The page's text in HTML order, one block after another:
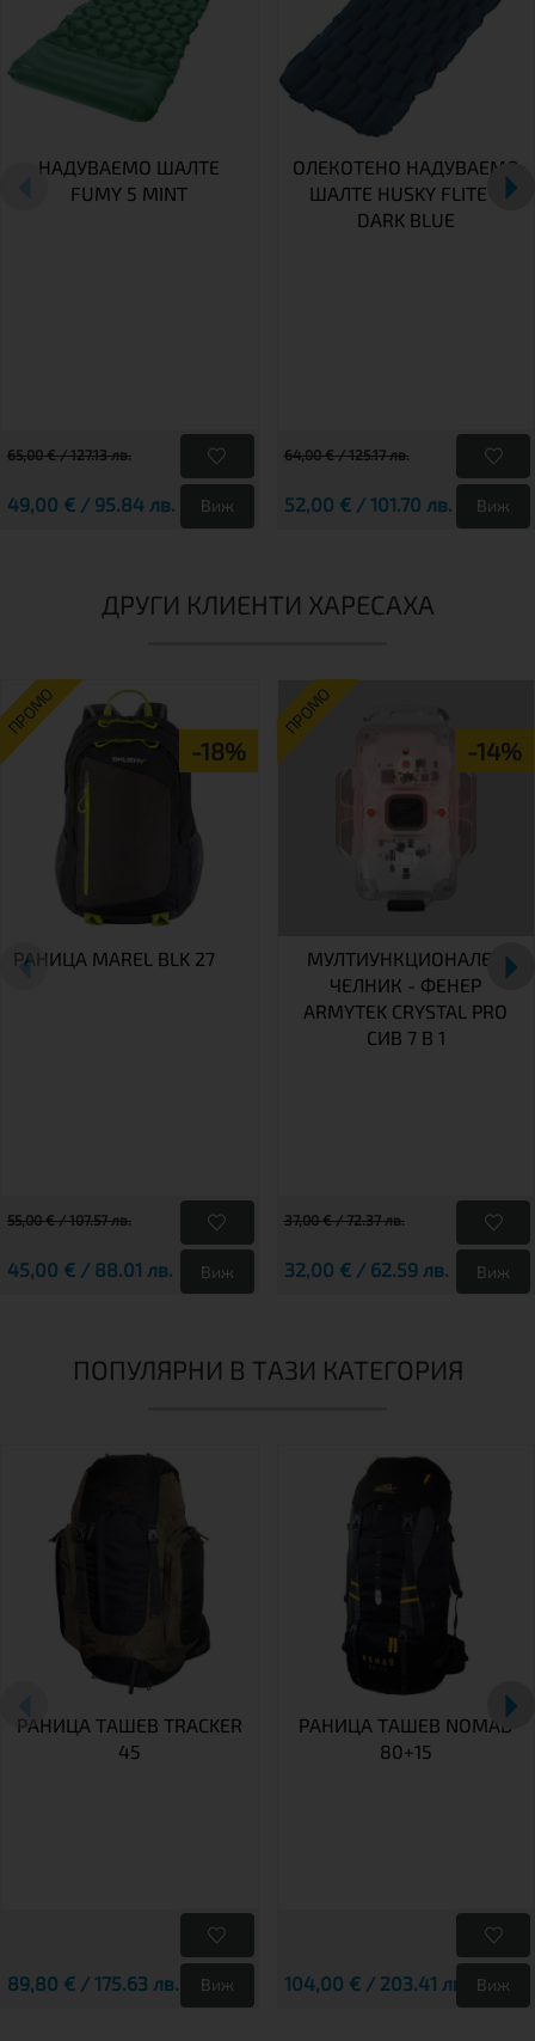
НАДУВАЕМО ШАЛТЕ
FUMY 5 MINT
65,00 € / 127.13 лв.
49,00 € / 95.84 лв. Виж
ОЛЕКОТЕНО НАДУВАЕМО
ШАЛТЕ HUSKY FLITE 5
DARK BLUE
64,00 € / 125.17 лв.
52,00 € / 101.70 лв. Виж
ДРУГИ КЛИЕНТИ ХАРЕСАХА
ПРОМО
-18%
РАНИЦА MAREL BLK 27
55,00 € / 107.57 лв.
45,00 € / 88.01 лв. Виж
ПРОМО
-14%
МУЛТИУНКЦИОНАЛЕН
ЧЕЛНИК - ФЕНЕР
ARMYTEK CRYSTAL PRO
СИВ 7 В 1
37,00 € / 72.37 лв.
32,00 € / 62.59 лв. Виж
ПОПУЛЯРНИ В ТАЗИ КАТЕГОРИЯ
РАНИЦА TАШЕВ TRACKER
45
89,80 € / 175.63 лв. Виж
РАНИЦА ТАШЕВ NOMAD
80+15
104,00 € / 203.41 лв. Виж